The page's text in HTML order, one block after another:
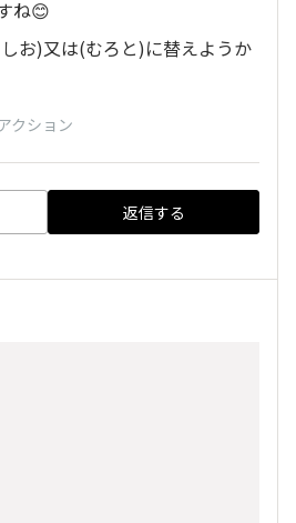
ね😊
お)又は(むろと)に替えようか
クション
返信する